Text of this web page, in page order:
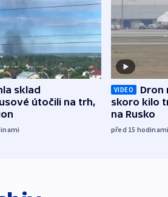
sklad
útočili na trh,
VIDEO
Dron
skoro kilo
na Rusko
před 15 hodinami